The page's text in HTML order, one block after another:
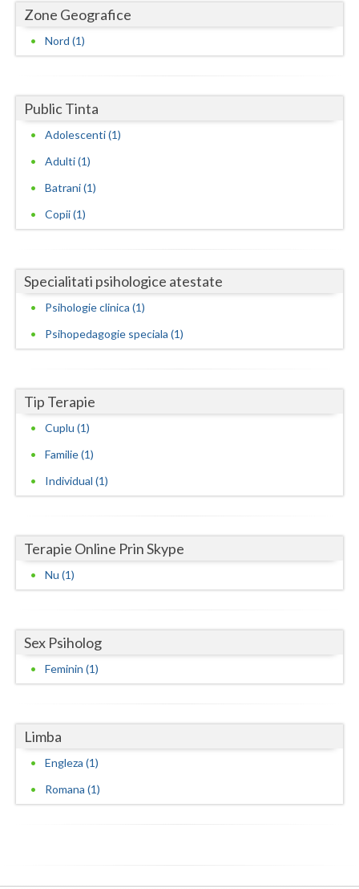
Giurgiu
Hunedoara
Ilfov
Mehedinti
Mures
Neamt
Prahova
Sibiu
Suceava
Teleorman
Tulcea
Valcea
Vrancea
Zone Geografice
Nord (1)
Public Tinta
Adolescenti (1)
Adulti (1)
Batrani (1)
Copii (1)
Specialitati psihologice atestate
Psihologie clinica (1)
Psihopedagogie speciala (1)
Tip Terapie
Cuplu (1)
Familie (1)
Individual (1)
Terapie Online Prin Skype
Nu (1)
Sex Psiholog
Feminin (1)
Limba
Engleza (1)
Romana (1)